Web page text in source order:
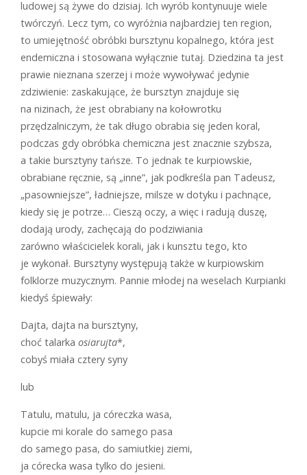
ludowej są żywe do dzisiaj. Ich wyrób kontynuuje wiele
twórczyń. Lecz tym, co wyróżnia najbardziej ten region,
to umiejętność obróbki bursztynu kopalnego, która jest
endemiczna i stosowana wyłącznie tutaj. Dziedzina ta jest
prawie nieznana szerzej i może wywoływać jedynie
zdziwienie: zaskakujące, że bursztyn znajduje się
na nizinach, że jest obrabiany na kołowrotku
przędzalniczym, że tak długo obrabia się jeden koral,
podczas gdy obróbka chemiczna jest znacznie szybsza,
a takie bursztyny tańsze. To jednak te kurpiowskie,
obrabiane ręcznie, są „inne”, jak podkreśla pan Tadeusz,
„pasowniejsze”, ładniejsze, milsze w dotyku i pachnące,
kiedy się je potrze… Cieszą oczy, a więc i radują duszę,
dodają urody, zachęcają do podziwiania
zarówno właścicielek korali, jak i kunsztu tego, kto
je wykonał. Bursztyny występują także w kurpiowskim
folklorze muzycznym. Pannie młodej na weselach Kurpianki
kiedyś śpiewały:
Dajta, dajta na bursztyny,
choć talarka osiarujta*,
cobyś miała cztery syny
lub
Tatulu, matulu, ja córeczka wasa,
kupcie mi korale do samego pasa
do samego pasa, do samiutkiej ziemi,
ja córecka wasa tylko do jesieni.